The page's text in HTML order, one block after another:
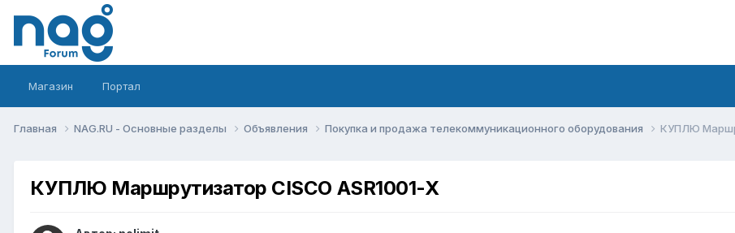
Магазин Портал
Главная NAG.RU - Основные разделы Объявления Покупка и продажа телекоммуникационного оборудования КУПЛЮ
КУПЛЮ Маршрутизатор CISCO ASR1001-X